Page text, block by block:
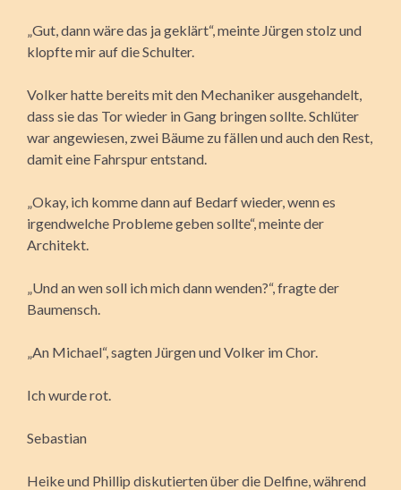
„Gut, dann wäre das ja geklärt“, meinte Jürgen stolz und
klopfte mir auf die Schulter.
Volker hatte bereits mit den Mechaniker ausgehandelt,
dass sie das Tor wieder in Gang bringen sollte. Schlüter
war angewiesen, zwei Bäume zu fällen und auch den Rest,
damit eine Fahrspur entstand.
„Okay, ich komme dann auf Bedarf wieder, wenn es
irgendwelche Probleme geben sollte“, meinte der
Architekt.
„Und an wen soll ich mich dann wenden?“, fragte der
Baumensch.
„An Michael“, sagten Jürgen und Volker im Chor.
Ich wurde rot.
Sebastian
Heike und Phillip diskutierten über die Delfine, während